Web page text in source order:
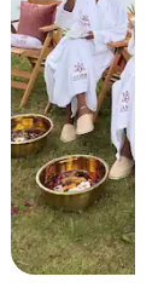
、5つ星中4.94つ